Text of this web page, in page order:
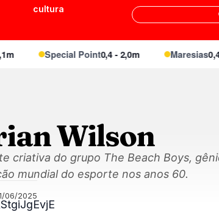
cultura
Special Point0,4 - 2,0m Maresias0,4 -
Wilson
criativa do grupo The Beach Boys,
mundial do esporte nos anos 60.
06/2025